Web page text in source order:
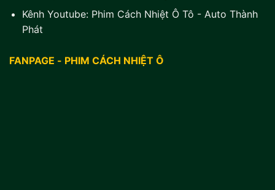
Kênh Youtube: Phim Cách Nhiệt Ô Tô - Auto Thành
Phát
FANPAGE - PHIM CÁCH NHIỆT Ô